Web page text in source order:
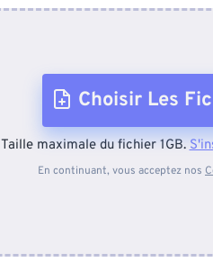
Choisir Les
Depuis
Taille maximale du fichier 1GB.
En continuant, vous acceptez nos